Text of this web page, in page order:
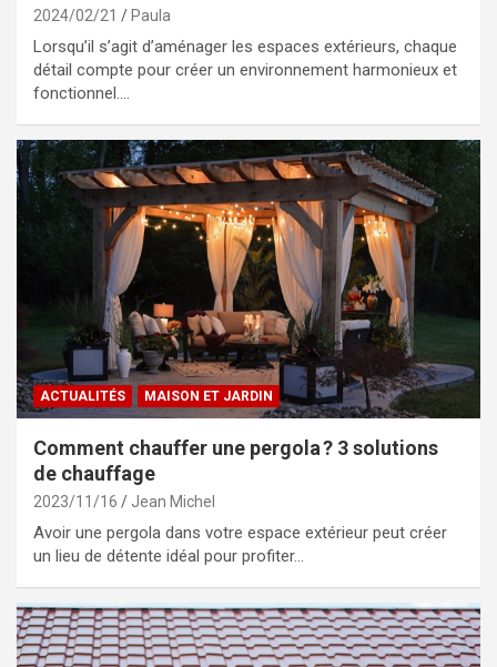
2024/02/21 Paula
Lorsqu’il s’agit d’aménager les espaces extérieurs, chaque
détail compte pour créer un environnement harmonieux et
fonctionnel.…
ACTUALITÉS MAISON ET JARDIN
Comment chauffer une pergola ? 3 solutions
de chauffage
2023/11/16 Jean Michel
Avoir une pergola dans votre espace extérieur peut créer
un lieu de détente idéal pour profiter…